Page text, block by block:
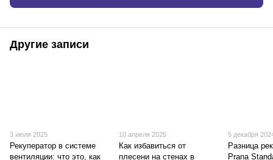
Другие записи
3 июля 2025
Рекуператор в системе
вентиляции: что это, как
10 апреля 2025
Как избавиться от
плесени на стенах в
5 декабря
Разница
Prana